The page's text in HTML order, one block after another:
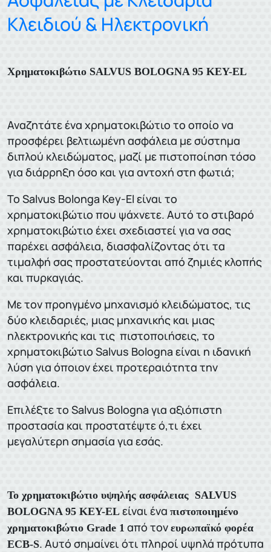
Κλειδιού & Ηλεκτρονική
Χρηματοκιβώτιο SALVUS BOLOGNA 95 KEY-EL
Αναζητάτε ένα χρηματοκιβώτιο το οποίο να
προσφέρει βελτιωμένη ασφάλεια με σύστημα
διπλού κλειδώματος, μαζί με πιστοποίηση τόσο
για διάρρηξη όσο και για αντοχή στη φωτιά;
Το Salvus Bolonga Key-El είναι το
χρηματοκιβώτιο που ψάχνετε. Αυτό το στιβαρό
χρηματοκιβώτιο έχει σχεδιαστεί για να σας
παρέχει ασφάλεια, διασφαλίζοντας ότι τα
τιμαλφή σας προστατεύονται από ζημιές κλοπής
και πυρκαγιάς.
Με τον προηγμένο μηχανισμό κλειδώματος, τις
δύο κλειδαριές, μιας μηχανικής και μιας
ηλεκτρονικής και τις πιστοποιήσεις, το
χρηματοκιβώτιο Salvus Bologna είναι η ιδανική
λύση για όποιον έχει προτεραιότητα την
ασφάλεια.
Επιλέξτε το Salvus Bologna για αξιόπιστη
προστασία και προστατέψτε ό,τι έχει
μεγαλύτερη σημασία για εσάς.
Το χρηματοκιβώτιο υψηλής ασφάλειας SALVUS
BOLOGNA 95 KEY-EL είναι ένα πιστοποιημένο
χρηματοκιβώτιο Grade 1 από τον ευρωπαϊκό φορέα
ECB-S. Αυτό σημαίνει ότι πληροί υψηλά πρότυπα